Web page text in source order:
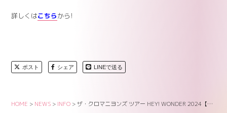
詳しくはこちらから!
ポスト シェア LINEで送る
HOME > NEWS > INFO >ザ・クロマニヨンズ ツアー HEY! WONDER 2024【福岡公演】チケット一般発売のお知らせ